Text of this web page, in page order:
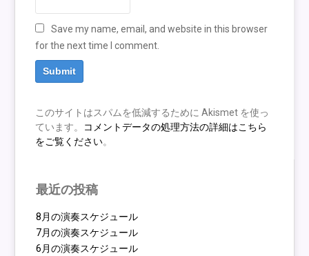
Save my name, email, and website in this browser
for the next time I comment.
このサイトはスパムを低減するために Akismet を使っ
ています。 コメントデータの処理方法の詳細はこちら
をご覧ください。
最近の投稿
8月の演奏スケジュール
7月の演奏スケジュール
6月の演奏スケジュール